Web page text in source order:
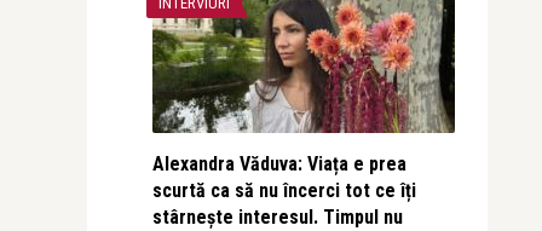
Alexandra Văduva: Viața e prea
scurtă ca să nu încerci tot ce îți
stârnește interesul. Timpul nu